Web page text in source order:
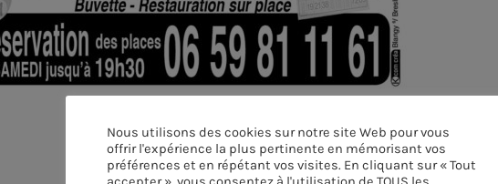
Nous utilisons des cookies sur notre site Web pour vous
offrir l'expérience la plus pertinente en mémorisant vos
préférences et en répétant vos visites. En cliquant sur « Tout